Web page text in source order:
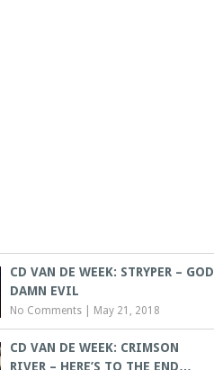
CD VAN DE WEEK: STRYPER – GOD
DAMN EVIL
No Comments May 21, 2018
CD VAN DE WEEK: CRIMSON
RIVER – HERE’S TO THE END…